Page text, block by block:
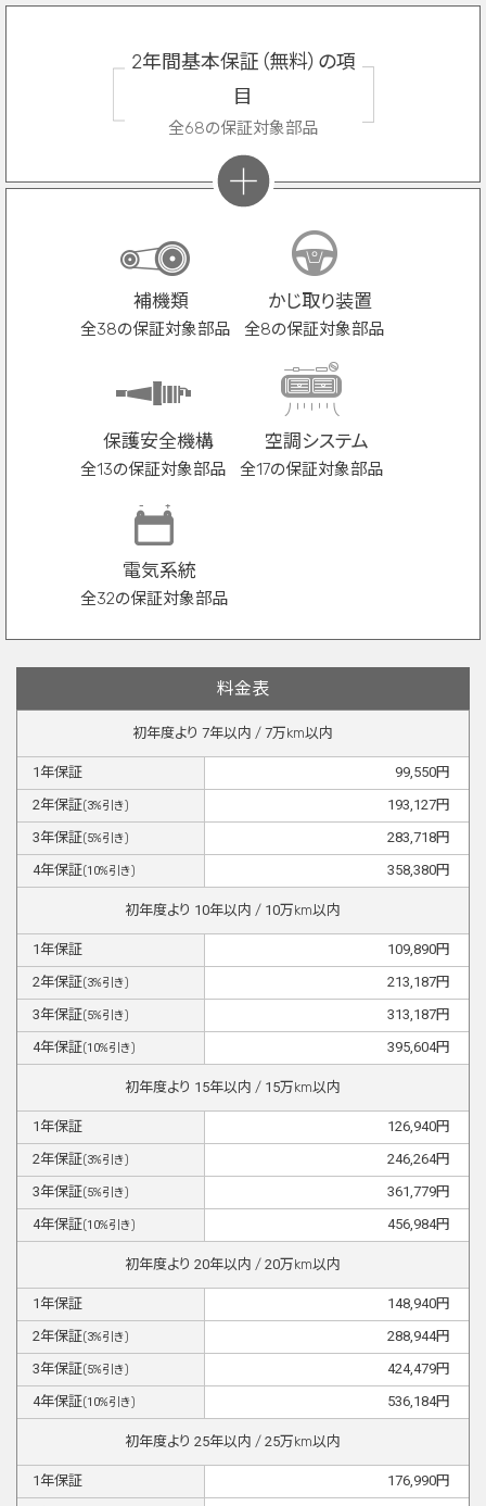
2年間基本保証（無料）の項
目
全68の保証対象部品
補機類
全38の保証対象部品
かじ取り装置
全8の保証対象部品
保護安全機構
全13の保証対象部品
空調システム
全17の保証対象部品
電気系統
全32の保証対象部品
料金表
初年度より 7年以内 / 7万km以内
1年保証 99,550円
2年保証(3%引き) 193,127円
3年保証(5%引き) 283,718円
4年保証(10%引き) 358,380円
初年度より 10年以内 / 10万km以内
1年保証 109,890円
2年保証(3%引き) 213,187円
3年保証(5%引き) 313,187円
4年保証(10%引き) 395,604円
初年度より 15年以内 / 15万km以内
1年保証 126,940円
2年保証(3%引き) 246,264円
3年保証(5%引き) 361,779円
4年保証(10%引き) 456,984円
初年度より 20年以内 / 20万km以内
1年保証 148,940円
2年保証(3%引き) 288,944円
3年保証(5%引き) 424,479円
4年保証(10%引き) 536,184円
初年度より 25年以内 / 25万km以内
1年保証 176,990円